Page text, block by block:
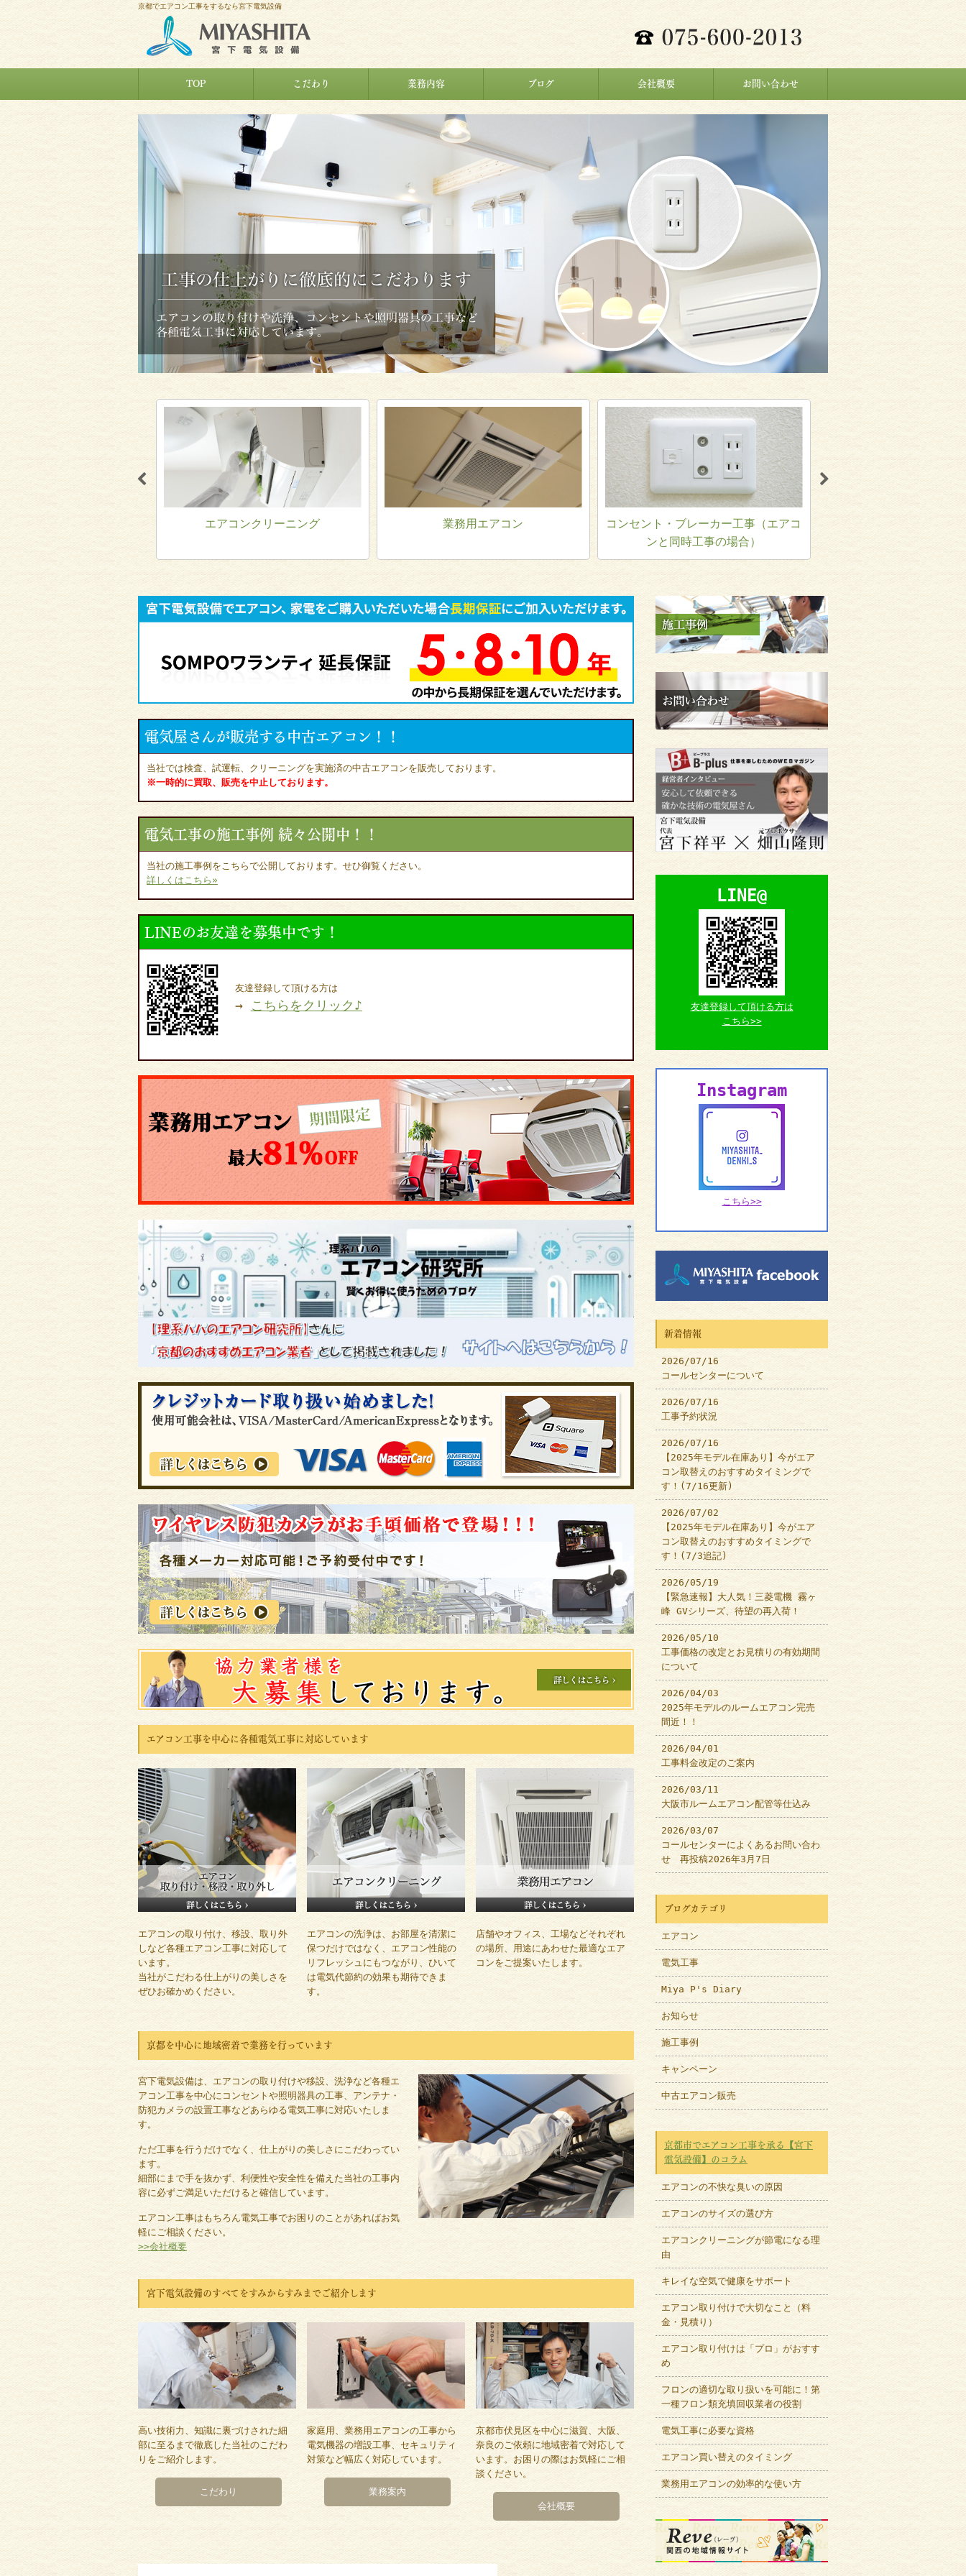
京都でエアコン工事をするなら宮下電気設備
TOP こだわり 業務内容 ブログ 会社概要 お問い合わせ
り付け・移設・取り外し エアコンクリーニング 業務用エアコン
コンセント・ブレーカー工事（エアコ
ンと同時工事の場合）
照明器具・スイッ
電気屋さんが販売する中古エアコン！！
当社では検査、試運転、クリーニングを実施済の中古エアコンを販売しております。
※一時的に買取、販売を中止しております。
電気工事の施工事例 続々公開中！！
当社の施工事例をこちらで公開しております。せひ御覧ください。
詳しくはこちら»
LINEのお友達を募集中です！
友達登録して頂ける方は
→ こちらをクリック♪
エアコン工事を中心に各種電気工事に対応しています
エアコンの取り付け、移設、取り外
しなど各種エアコン工事に対応して
います。
当社がこだわる仕上がりの美しさを
ぜひお確かめください。
エアコンの洗浄は、お部屋を清潔に
保つだけではなく、エアコン性能の
リフレッシュにもつながり、ひいて
は電気代節約の効果も期待できま
す。
店舗やオフィス、工場などそれぞれ
の場所、用途にあわせた最適なエア
コンをご提案いたします。
京都を中心に地域密着で業務を行っています
宮下電気設備は、エアコンの取り付けや移設、洗浄など各種エ
アコン工事を中心にコンセントや照明器具の工事、アンテナ・
防犯カメラの設置工事などあらゆる電気工事に対応いたしま
す。
ただ工事を行うだけでなく、仕上がりの美しさにこだわってい
ます。
細部にまで手を抜かず、利便性や安全性を備えた当社の工事内
容に必ずご満足いただけると確信しています。
エアコン工事はもちろん電気工事でお困りのことがあればお気
軽にご相談ください。
>>会社概要
宮下電気設備のすべてをすみからすみまでご紹介します
高い技術力、知識に裏づけされた細
部に至るまで徹底した当社のこだわ
りをご紹介します。
こだわり
家庭用、業務用エアコンの工事から
電気機器の増設工事、セキュリティ
対策など幅広く対応しています。
業務案内
京都市伏見区を中心に滋賀、大阪、
奈良のご依頼に地域密着で対応して
います。お困りの際はお気軽にご相
談ください。
会社概要
LINE@
友達登録して頂ける方は
こちら>>
Instagram
こちら>>
新着情報
2026/07/16
コールセンターについて
2026/07/16
工事予約状況
2026/07/16
【2025年モデル在庫あり】今がエア
コン取替えのおすすめタイミングで
す！(7/16更新)
2026/07/02
【2025年モデル在庫あり】今がエア
コン取替えのおすすめタイミングで
す！(7/3追記)
2026/05/19
【緊急速報】大人気！三菱電機 霧ヶ
峰 GVシリーズ、待望の再入荷！
2026/05/10
工事価格の改定とお見積りの有効期間
について
2026/04/03
2025年モデルのルームエアコン完売
間近！！
2026/04/01
工事料金改定のご案内
2026/03/11
大阪市ルームエアコン配管等仕込み
2026/03/07
コールセンターによくあるお問い合わ
せ 再投稿2026年3月7日
ブログカテゴリ
エアコン
電気工事
Miya P's Diary
お知らせ
施工事例
キャンペーン
中古エアコン販売
京都市でエアコン工事を承る【宮下
電気設備】のコラム
エアコンの不快な臭いの原因
エアコンのサイズの選び方
エアコンクリーニングが節電になる理
由
キレイな空気で健康をサポート
エアコン取り付けで大切なこと（料
金・見積り）
エアコン取り付けは「プロ」がおすす
め
フロンの適切な取り扱いを可能に！第
一種フロン類充填回収業者の役割
電気工事に必要な資格
エアコン買い替えのタイミング
業務用エアコンの効率的な使い方